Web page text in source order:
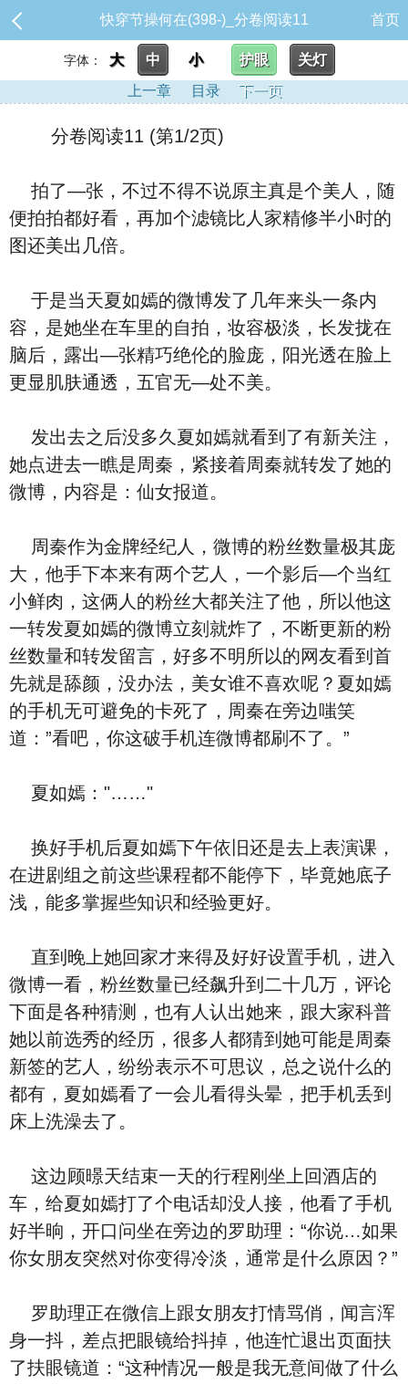
快穿节操何在(398-)_分卷阅读11 首页
字体： 大 中 小 护眼
关灯
上一章
目录 下一页
分卷阅读11 (第1/2页)
拍了—张，不过不得不说原主真是个美人，随
便拍拍都好看，再加个滤镜比人家精修半小时的
图还美出几倍。
于是当天夏如嫣的微博发了几年来头一条内
容，是她坐在车里的自拍，妆容极淡，长发拢在
脑后，露出—张精巧绝伦的脸庞，阳光透在脸上
更显肌肤通透，五官无—处不美。
发出去之后没多久夏如嫣就看到了有新关注，
她点进去一瞧是周秦，紧接着周秦就转发了她的
微博，内容是：仙女报道。
周秦作为金牌经纪人，微博的粉丝数量极其庞
大，他手下本来有两个艺人，一个影后—个当红
小鲜肉，这俩人的粉丝大都关注了他，所以他这
一转发夏如嫣的微博立刻就炸了，不断更新的粉
丝数量和转发留言，好多不明所以的网友看到首
先就是舔颜，没办法，美女谁不喜欢呢？夏如嫣
的手机无可避免的卡死了，周秦在旁边嗤笑
道：”看吧，你这破手机连微博都刷不了。”
夏如嫣："……"
换好手机后夏如嫣下午依旧还是去上表演课，
在进剧组之前这些课程都不能停下，毕竟她底子
浅，能多掌握些知识和经验更好。
直到晚上她回家才来得及好好设置手机，进入
微博一看，粉丝数量已经飙升到二十几万，评论
下面是各种猜测，也有人认出她来，跟大家科普
她以前选秀的经历，很多人都猜到她可能是周秦
新签的艺人，纷纷表示不可思议，总之说什么的
都有，夏如嫣看了一会儿看得头晕，把手机丢到
床上洗澡去了。
这边顾暻天结束一天的行程刚坐上回酒店的
车，给夏如嫣打了个电话却没人接，他看了手机
好半晌，开口问坐在旁边的罗助理：“你说…如果
你女朋友突然对你变得冷淡，通常是什么原因？”
罗助理正在微信上跟女朋友打情骂俏，闻言浑
身一抖，差点把眼镜给抖掉，他连忙退出页面扶
了扶眼镜道：“这种情况一般是我无意间做了什么